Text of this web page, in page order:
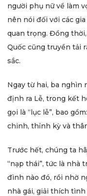
người phụ nữ về làm
nên nói đối với các
quan trọng. Đồng
Quốc cũng truyền tải
sắc.
Ngay từ hai, ba nghìn
định ra Lễ, trong kết
gọi là “lục lễ”, bao
chinh, thỉnh kỳ và
Trước hết, chúng ta
“nạp thái”, tức là nhà
đình nào đó, rồi nhờ
nhà gái, giải thích